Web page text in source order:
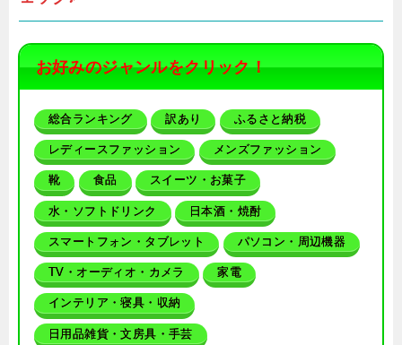
お好みのジャンルをクリック！
総合ランキング 訳あり ふるさと納税
レディースファッション メンズファッション
靴 食品 スイーツ・お菓子
水・ソフトドリンク 日本酒・焼酎
スマートフォン・タブレット パソコン・周辺機器
TV・オーディオ・カメラ 家電
インテリア・寝具・収納
日用品雑貨・文房具・手芸